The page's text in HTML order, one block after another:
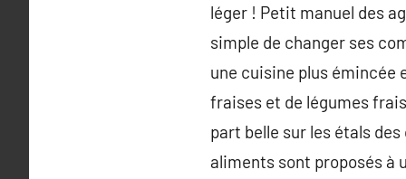
léger ! Petit manuel des
simple de changer ses
une cuisine plus émincée
fraises et de légumes
part belle sur les étals
aliments sont proposés à